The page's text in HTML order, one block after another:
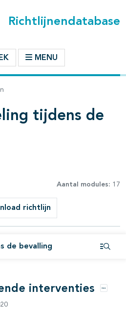
Richtlijnendatabase
MENU
tijdens de
Aantal modules: 17
richtlijn
de bevalling
interventies Opties